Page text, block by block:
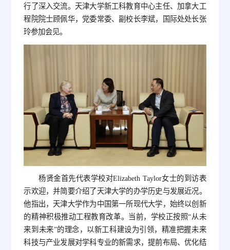
行了深入交流。天津大学新工科教育中心主任、加拿大工
程院院士顾佩华，党委常委、副校长李斌，国际处处长张
玲参加会见。
杨贤金首先代表学校对Elizabeth Taylor女士的到访表
示欢迎，并简要介绍了天津大学的办学历史与发展近况。
他指出，天津大学作为中国第一所现代大学，始终以创新
的精神积极推动工程教育改革。当前，学校正按照“从未
来到未来”的理念，以新工科建设为引领，精准把握未来
科技与产业发展对学科专业的新需求，提前布局、优化结